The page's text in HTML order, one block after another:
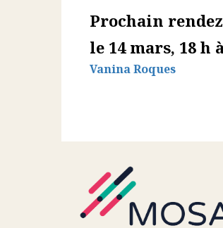
Prochain
le 14 mars, 18 h
Vanina Roques